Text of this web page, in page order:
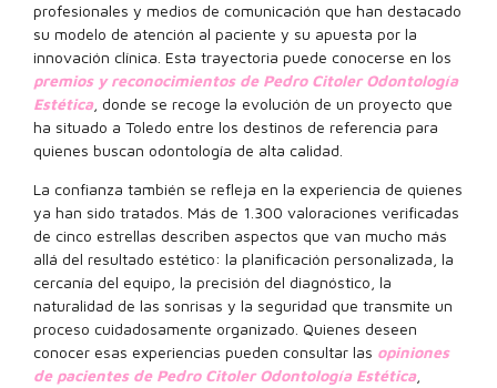
profesionales y medios de comunicación que han destacado
su modelo de atención al paciente y su apuesta por la
innovación clínica. Esta trayectoria puede conocerse en los
premios y reconocimientos de Pedro Citoler Odontología
Estética, donde se recoge la evolución de un proyecto que
ha situado a Toledo entre los destinos de referencia para
quienes buscan odontología de alta calidad.
La confianza también se refleja en la experiencia de quienes
ya han sido tratados. Más de 1.300 valoraciones verificadas
de cinco estrellas describen aspectos que van mucho más
allá del resultado estético: la planificación personalizada, la
cercanía del equipo, la precisión del diagnóstico, la
naturalidad de las sonrisas y la seguridad que transmite un
proceso cuidadosamente organizado. Quienes deseen
conocer esas experiencias pueden consultar las opiniones
de pacientes de Pedro Citoler Odontología Estética,